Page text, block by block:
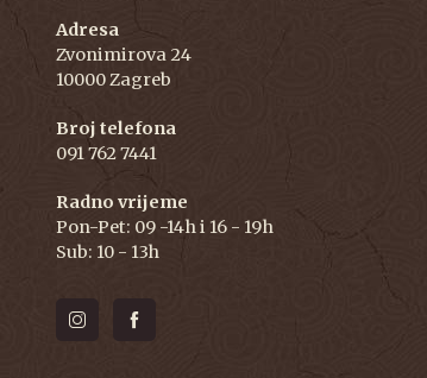
Adresa
Zvonimirova 24
10000 Zagreb
Broj telefona
091 762 7441
Radno vrijeme
Pon-Pet: 09 -14h i 16 - 19h
Sub: 10 - 13h